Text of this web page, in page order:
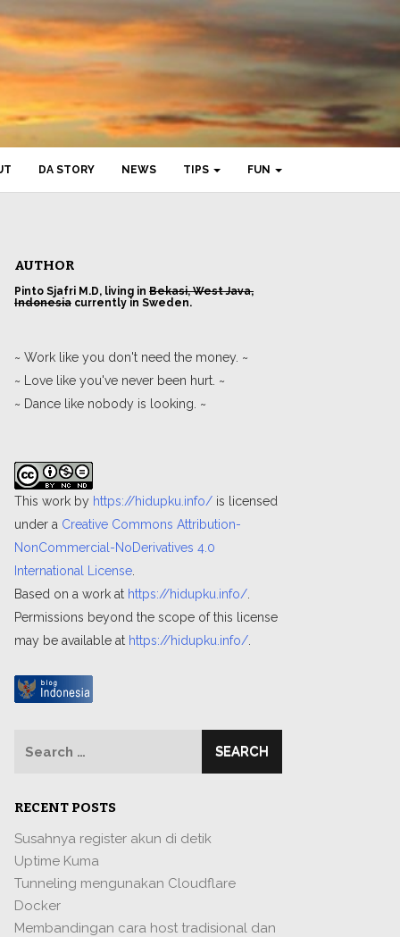
DA STORY NEWS TIPS FUN
AUTHOR
Pinto Sjafri M.D, living in Bekasi, West Java,
Indonesia currently in Sweden.
~ Work like you don't need the money. ~
~ Love like you've never been hurt. ~
~ Dance like nobody is looking. ~
This work by https://hidupku.info/ is licensed
under a Creative Commons Attribution-
NonCommercial-NoDerivatives 4.0
International License
Based on a work at https://hidupku.info/
Permissions beyond the scope of this license
may be available at https://hidupku.info/
RECENT POSTS
Susahnya register akun di detik
Uptime Kuma
Tunneling mengunakan Cloudflare
Docker
Membandingan cara host tradisional dan